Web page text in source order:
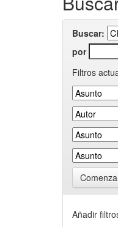
Buscar:
por
Filtros
Añadir